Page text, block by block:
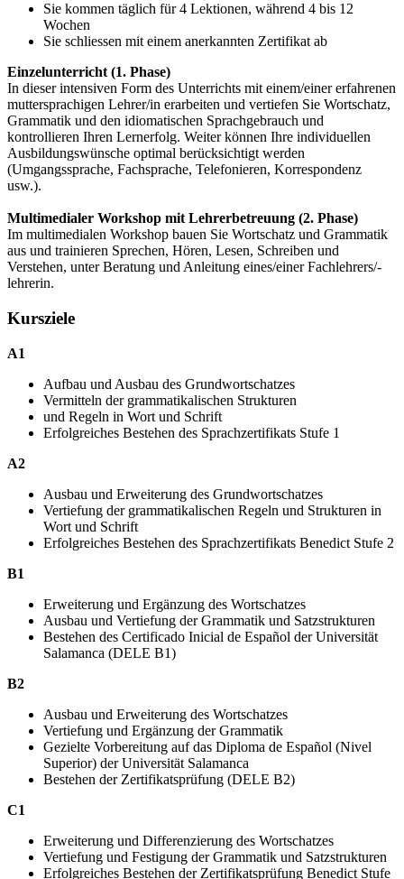
Sie kommen täglich für 4 Lektionen, während 4 bis 12
Wochen
Sie schliessen mit einem anerkannten Zertifikat ab
Einzelunterricht (1. Phase)
In dieser intensiven Form des Unterrichts mit einem/einer erfahrenen
muttersprachigen Lehrer/in erarbeiten und vertiefen Sie Wortschatz,
Grammatik und den idiomatischen Sprachgebrauch und
kontrollieren Ihren Lernerfolg. Weiter können Ihre individuellen
Ausbildungswünsche optimal berücksichtigt werden
(Umgangssprache, Fachsprache, Telefonieren, Korrespondenz
usw.).
Multimedialer Workshop mit Lehrerbetreuung (2. Phase)
Im multimedialen Workshop bauen Sie Wortschatz und Grammatik
aus und trainieren Sprechen, Hören, Lesen, Schreiben und
Verstehen, unter Beratung und Anleitung eines/einer Fachlehrers/-
lehrerin.
Kursziele
A1
Aufbau und Ausbau des Grundwortschatzes
Vermitteln der grammatikalischen Strukturen
und Regeln in Wort und Schrift
Erfolgreiches Bestehen des Sprachzertifikats Stufe 1
A2
Ausbau und Erweiterung des Grundwortschatzes
Vertiefung der grammatikalischen Regeln und Strukturen in
Wort und Schrift
Erfolgreiches Bestehen des Sprachzertifikats Benedict Stufe 2
B1
Erweiterung und Ergänzung des Wortschatzes
Ausbau und Vertiefung der Grammatik und Satzstrukturen
Bestehen des Certificado Inicial de Español der Universität
Salamanca (DELE B1)
B2
Ausbau und Erweiterung des Wortschatzes
Vertiefung und Ergänzung der Grammatik
Gezielte Vorbereitung auf das Diploma de Español (Nivel
Superior) der Universität Salamanca
Bestehen der Zertifikatsprüfung (DELE B2)
C1
Erweiterung und Differenzierung des Wortschatzes
Vertiefung und Festigung der Grammatik und Satzstrukturen
Erfolgreiches Bestehen der Zertifikatsprüfung Benedict Stufe